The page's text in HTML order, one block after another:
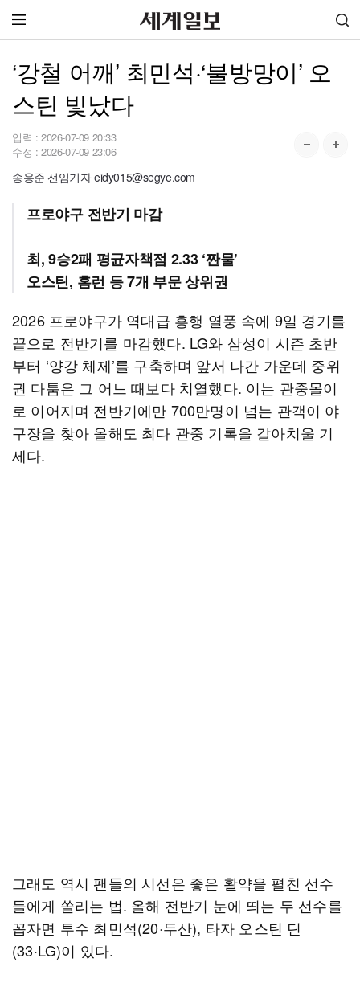
‘강철 어깨’ 최민석·‘불방망이’ 오
스틴 빛났다
입력 : 2026-07-09 20:33
수정 : 2026-07-09 23:06
송용준 선임기자 eidy015@segye.com
프로야구 전반기 마감
최, 9승2패 평균자책점 2.33 ‘짠물’
오스틴, 홈런 등 7개 부문 상위권
2026 프로야구가 역대급 흥행 열풍 속에 9일 경기를
끝으로 전반기를 마감했다. LG와 삼성이 시즌 초반
부터 ‘양강 체제’를 구축하며 앞서 나간 가운데 중위
권 다툼은 그 어느 때보다 치열했다. 이는 관중몰이
로 이어지며 전반기에만 700만명이 넘는 관객이 야
구장을 찾아 올해도 최다 관중 기록을 갈아치울 기
세다.
그래도 역시 팬들의 시선은 좋은 활약을 펼친 선수
들에게 쏠리는 법. 올해 전반기 눈에 띄는 두 선수를
꼽자면 투수 최민석(20·두산), 타자 오스틴 딘
(33·LG)이 있다.